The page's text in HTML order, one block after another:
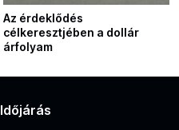
Az érdeklődés
célkeresztjében a dollár
árfolyam
Időjárás